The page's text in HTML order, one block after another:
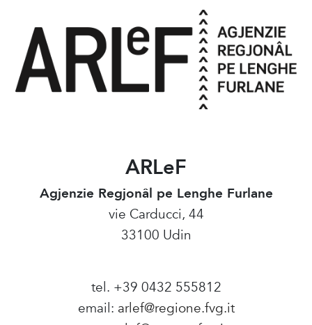
ARLeF
Agjenzie Regjonâl pe Lenghe Furlane
vie Carducci, 44
33100 Udin
tel. +39 0432 555812
email: arlef@regione.fvg.it